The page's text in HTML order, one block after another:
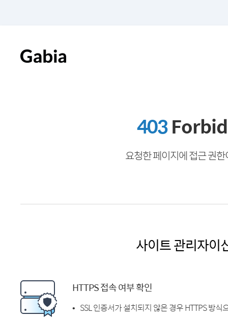
403
요청한 페이지에 접근 권
사이트 관리자이
HTTPS 접속 여부 확인
SSL 인증서가 설치되지 않은 경우 HTTPS 방식